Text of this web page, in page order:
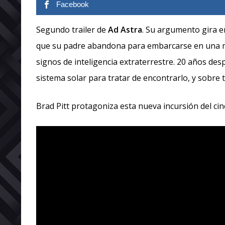
Facebook
Segundo trailer de Ad Astra. Su argumento gira
que su padre abandona para embarcarse en
signos de inteligencia extraterrestre. 20 años
sistema solar para tratar de encontrarlo, y sobre
Brad Pitt protagoniza esta nueva incursión del